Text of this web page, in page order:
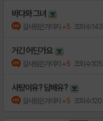
바다와 그녀
갈사람은가야지 +5 조회수:143
거긴 어딘가요
갈사람은가야지 +5 조회수:105
사탕이유? 담배유?
갈사람은가야지 +5 조회수:120